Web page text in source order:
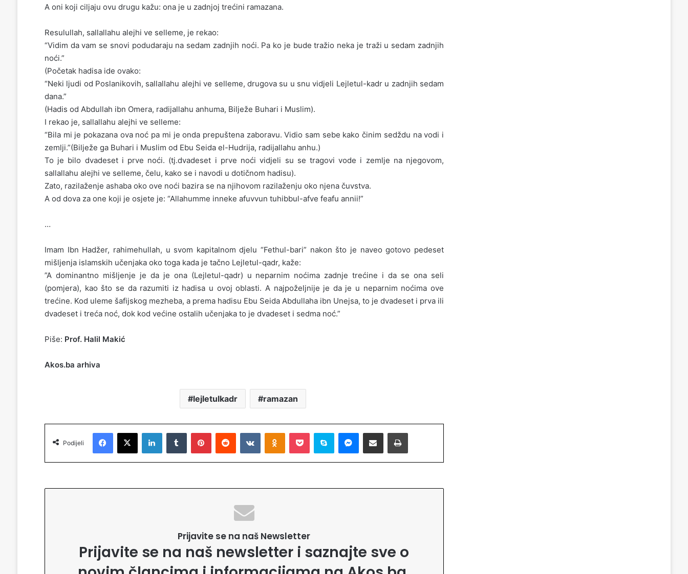
A oni koji ciljaju ovu drugu kažu: ona je u zadnjoj trećini ramazana.
Resulullah, sallallahu alejhi ve selleme, je rekao:
“Vidim da vam se snovi podudaraju na sedam zadnjih noći. Pa ko je bude tražio neka je traži u sedam zadnjih
noći.”
(Početak hadisa ide ovako:
“Neki ljudi od Poslanikovih, sallallahu alejhi ve selleme, drugova su u snu vidjeli Lejletul-kadr u zadnjih sedam
dana.”
(Hadis od Abdullah ibn Omera, radijallahu anhuma, Bilježe Buhari i Muslim).
I rekao je, sallallahu alejhi ve selleme:
“Bila mi je pokazana ova noć pa mi je onda prepuštena zaboravu. Vidio sam sebe kako činim sedždu na vodi i
zemlji.”(Bilježe ga Buhari i Muslim od Ebu Seida el-Hudrija, radijallahu anhu.)
To je bilo dvadeset i prve noći. (tj.dvadeset i prve noći vidjeli su se tragovi vode i zemlje na njegovom,
sallallahu alejhi ve selleme, čelu, kako se i navodi u dotičnom hadisu).
Zato, razilaženje ashaba oko ove noći bazira se na njihovom razilaženju oko njena čuvstva.
A od dova za one koji je osjete je: “Allahumme inneke afuvvun tuhibbul-afve feafu annii!”
…
Imam Ibn Hadžer, rahimehullah, u svom kapitalnom djelu “Fethul-bari” nakon što je naveo gotovo pedeset
mišljenja islamskih učenjaka oko toga kada je tačno Lejletul-qadr, kaže:
”A dominantno mišljenje je da je ona (Lejletul-qadr) u neparnim noćima zadnje trećine i da se ona seli
(pomjera), kao što se da razumiti iz hadisa u ovoj oblasti. A najpoželjnije je da je u neparnim noćima ove
trećine. Kod uleme šafijskog mezheba, a prema hadisu Ebu Seida Abdullaha ibn Unejsa, to je dvadeset i prva ili
dvadeset i treća noć, dok kod većine ostalih učenjaka to je dvadeset i sedma noć.”
Piše: Prof. Halil Makić
Akos.ba arhiva
lejletulkadr ramazan
Podijeli
Facebook X LinkedIn Tumblr Pinterest Reddit VKontakte Odnoklassniki Pocket Skype Messenger Podijeli putem Emaila Printaj
Prijavite se na naš Newsletter
Prijavite se na naš newsletter i saznajte sve o